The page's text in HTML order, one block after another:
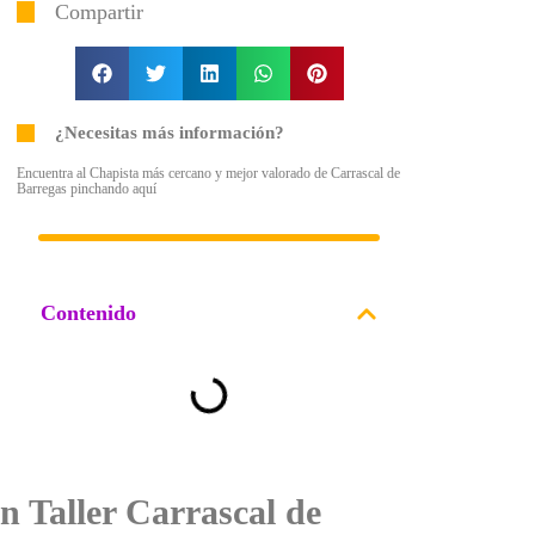
Compartir
¿Necesitas más información?
Encuentra al Chapista más cercano y mejor valorado de Carrascal de
Barregas pinchando aquí
Contenido
Taller Carrascal de